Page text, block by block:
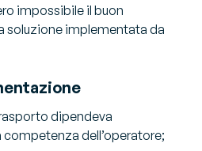
impossibile il buon
soluzione implementata da
dipendeva
dell’operatore;